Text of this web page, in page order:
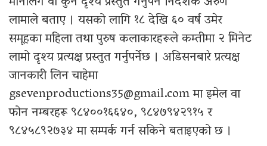
लामाले बताए । यसको लागि १८ देखि ६० वर्ष उमेर
समूहका महिला तथा पुरुष कलाकारहरूले कम्तीमा २ मिनेट
लामो दृश्य प्रत्यक्ष प्रस्तुत गर्नुपर्नेछ । अडिसनबारे प्रत्यक्ष
जानकारी लिन चाहेमा
gsevenproductions35@gmail.comमा इमेल वा
फोन नम्बरहरू ९८४००१६६४०, ९८४७९४२९१५ र
९८४५८९२७३४ मा सम्पर्क गर्न सकिने बताइएको छ ।